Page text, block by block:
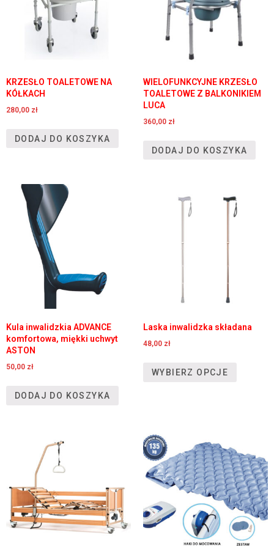
KRZESŁO TOALETOWE NA
KÓŁKACH
280,00 zł
DODAJ DO KOSZYKA
WIELOFUNKCYJNE KRZESŁO
TOALETOWE Z BALKONIKIEM
LUCA
360,00 zł
DODAJ DO KOSZYKA
Kula inwalidzkia ADVANCE
komfortowa, miękki uchwyt
ASTON
50,00 zł
DODAJ DO KOSZYKA
Laska inwalidzka składana
48,00 zł
WYBIERZ OPCJE